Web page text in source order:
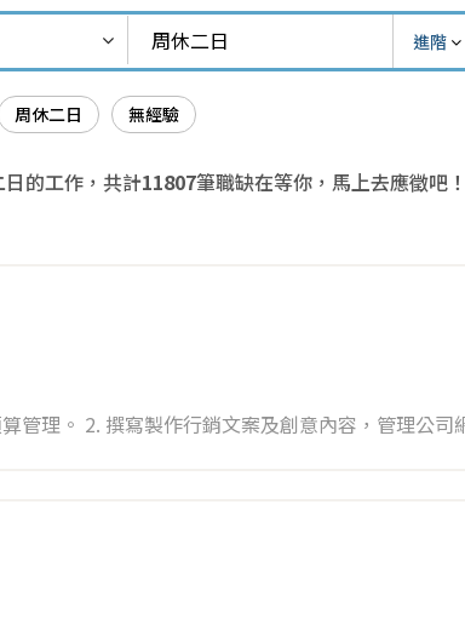
進階
周休二日 無經驗
的工作，共計11807筆職缺在等你，馬上去應徵吧！
公司網站及社